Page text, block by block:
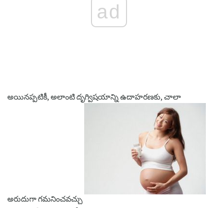
ad
అయినప్పటికీ, అలాంటి దృగ్విషయాన్ని ఉదాహరణకు, చాలా
అరుదుగా గమనించవచ్చు